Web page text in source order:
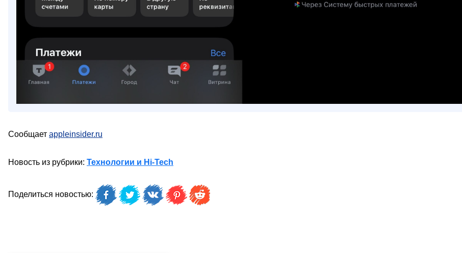
Сообщает appleinsider.ru
Новость из рубрики: Технологии и Hi-Tech
Поделиться новостью: